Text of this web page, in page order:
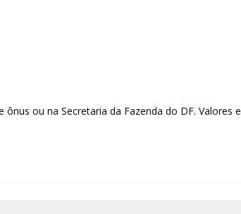
ou na Secretaria da Fazenda do DF. Valores e